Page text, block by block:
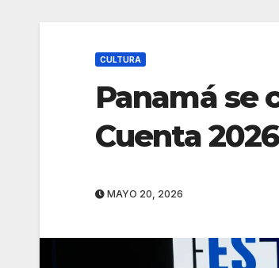
CULTURA
Panamá se
Cuenta 2026
MAYO 20, 2026